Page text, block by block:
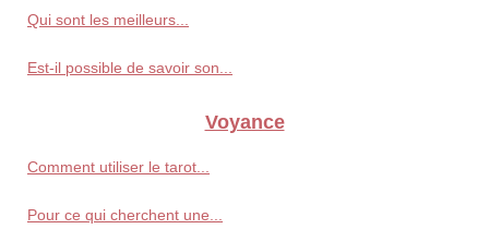
Qui sont les meilleurs...
Est-il possible de savoir son...
Voyance
Comment utiliser le tarot...
Pour ce qui cherchent une...